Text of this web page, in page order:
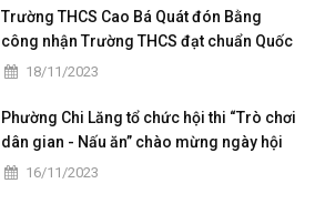
Trường THCS Cao Bá Quát đón Bằng
công nhận Trường THCS đạt chuẩn Quốc
gia mức độ I và họp mặt kỷ niệm 41 năm
18/11/2023
Phường Chi Lăng tổ chức hội thi “Trò chơi
dân gian - Nấu ăn” chào mừng ngày hội
Đại đoàn kết toàn dân tộc
16/11/2023